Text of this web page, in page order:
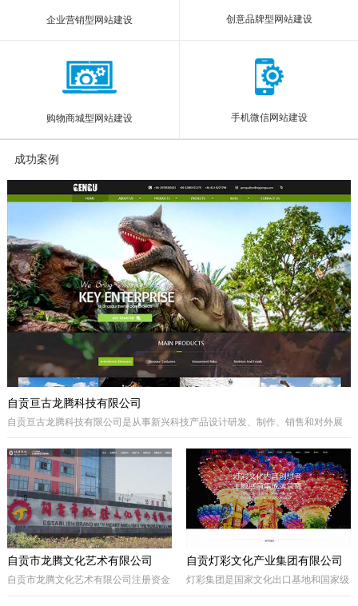
新闻动态
企业营销型网站建设 创意品牌型网站建设
购物商城型网站建设 手机微信网站建设
成功案例
More
自贡亘古龙腾科技有限公司
自贡亘古龙腾科技有限公司是从事新兴科技产品设计研发、制作、销售和对外展
架、仿真远古植物、埋藏挖掘现场和行走恐龙服等仿真产品，现已成为行业内的
领军企业。
自贡灯彩文化产业集团有限公司
灯彩集团是国家文化出口基地和国家级
自贡市龙腾文化艺术有限公司
自贡市龙腾文化艺术有限公司注册资金